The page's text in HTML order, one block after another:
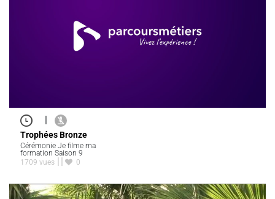
Trophées Bronze
Cérémonie Je filme ma
formation Saison 9
1709 vues
0